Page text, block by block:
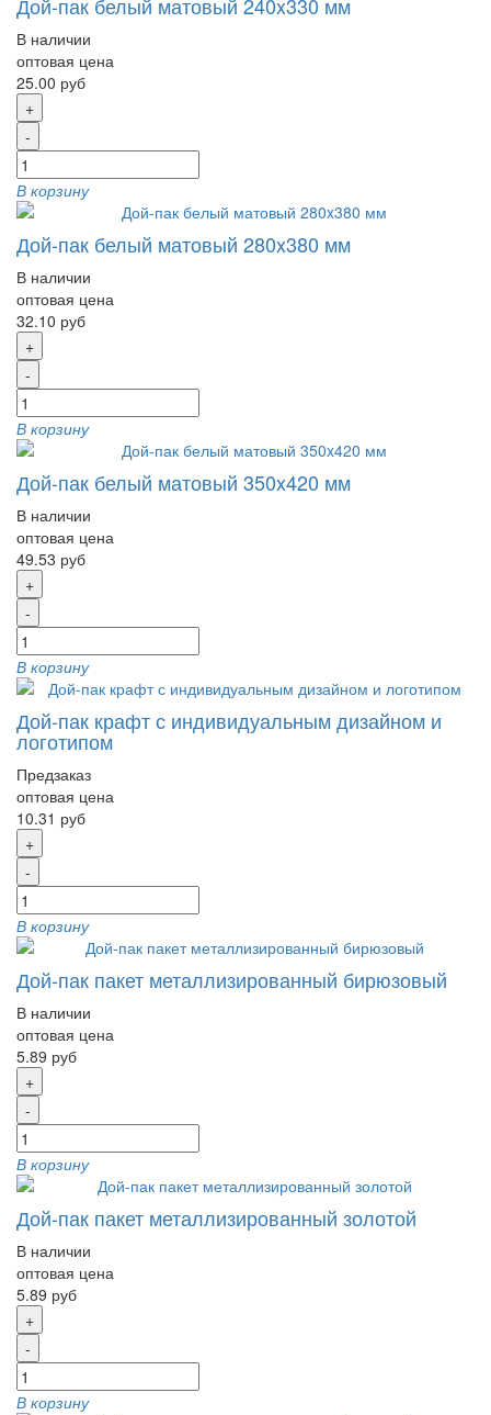
Дой-пак белый матовый 240x330 мм
В наличии
оптовая цена
25.00 руб
+
-
В корзину
Дой-пак белый матовый 280x380 мм
В наличии
оптовая цена
32.10 руб
+
-
В корзину
Дой-пак белый матовый 350x420 мм
В наличии
оптовая цена
49.53 руб
+
-
В корзину
Дой-пак крафт с индивидуальным дизайном и
логотипом
Предзаказ
оптовая цена
10.31 руб
+
-
В корзину
Дой-пак пакет металлизированный бирюзовый
В наличии
оптовая цена
5.89 руб
+
-
В корзину
Дой-пак пакет металлизированный золотой
В наличии
оптовая цена
5.89 руб
+
-
В корзину